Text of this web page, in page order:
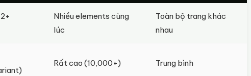
Nhiều elements cùng
lúc
Toàn bộ trang khác
nhau
Rất cao (10,000+) Trung bình